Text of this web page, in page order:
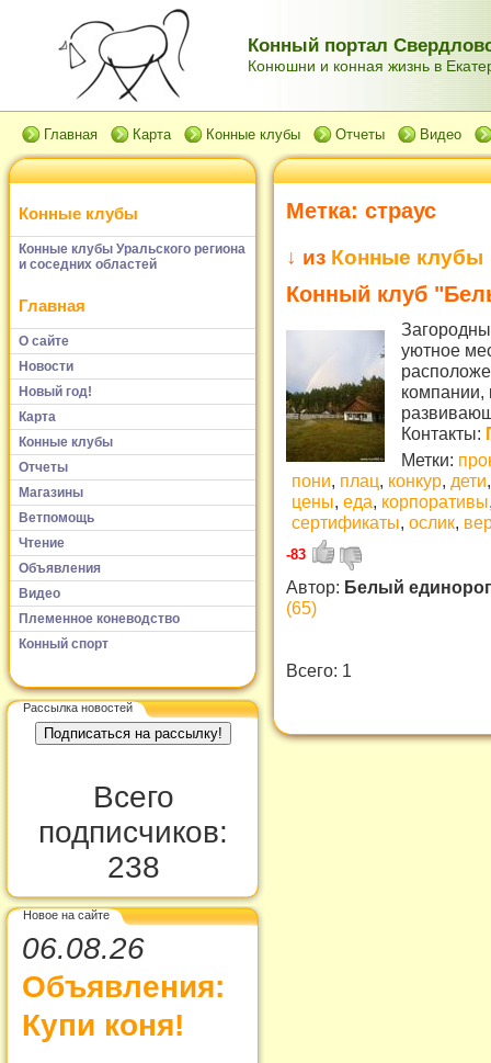
Конный портал
Конюшни и конная жизнь в
Главная Карта Конные клубы Отчеты Видео
Конные клубы
Конные клубы Уральского региона
и соседних областей
Главная
О сайте
Новости
Новый год!
Карта
Конные клубы
Отчеты
Магазины
Ветпомощь
Чтение
Объявления
Видео
Племенное коневодство
Конный спорт
Рассылка новостей
Всего
подписчиков:
238
Новое на сайте
06.08.26
Объявления:
Купи коня!
Метка: страус
↓ из Конные клубы
Конный клуб
уютное
компании,
Контакты:
Метки:
пони, плац, конкур, дети,
цены, еда, корпоративы
сертификаты, ослик,
-83
Автор: Белый
(65)
Всего: 1